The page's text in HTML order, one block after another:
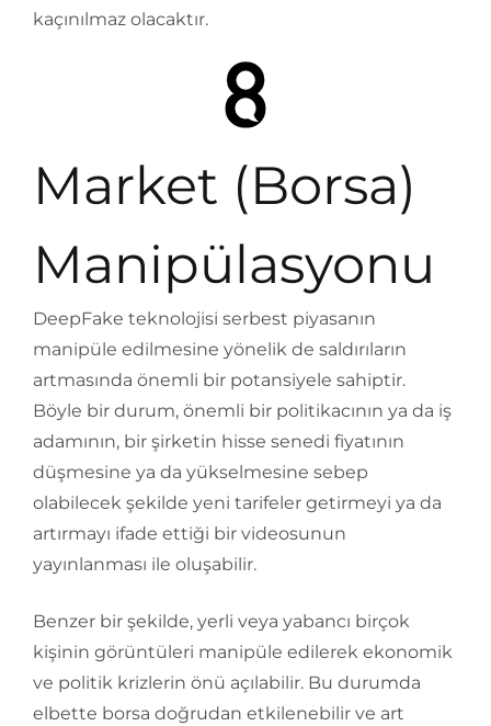
kaçınılmaz olacaktır.
Market (Borsa)
Manipülasyonu
DeepFake teknolojisi serbest piyasanın
manipüle edilmesine yönelik de saldırıların
artmasında önemli bir potansiyele sahiptir.
Böyle bir durum, önemli bir politikacının ya da iş
adamının, bir şirketin hisse senedi fiyatının
düşmesine ya da yükselmesine sebep
olabilecek şekilde yeni tarifeler getirmeyi ya da
artırmayı ifade ettiği bir videosunun
yayınlanması ile oluşabilir.
Benzer bir şekilde, yerli veya yabancı birçok
kişinin görüntüleri manipüle edilerek ekonomik
ve politik krizlerin önü açılabilir. Bu durumda
elbette borsa doğrudan etkilenebilir ve art